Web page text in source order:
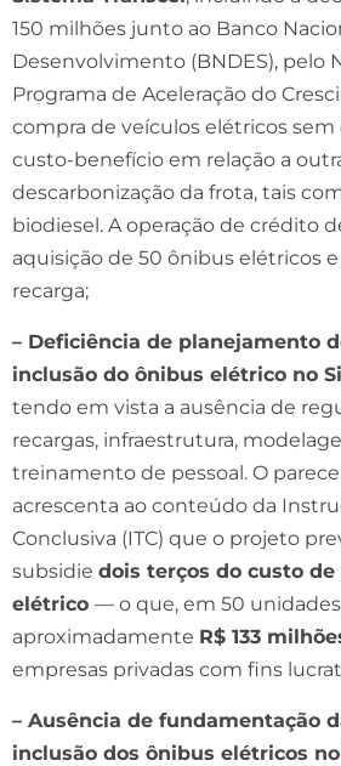
150 milhões junto ao Banco
Desenvolvimento (BNDES), pelo
Programa de Aceleração do
compra de veículos elétricos
custo-benefício em relação a
descarbonização da frota, tais
biodiesel. A operação de crédito
aquisição de 50 ônibus elétricos
recarga;
– Deficiência de planejamento
inclusão do ônibus elétrico no
tendo em vista a ausência de
recargas, infraestrutura,
treinamento de pessoal. O
acrescenta ao conteúdo da
Conclusiva (ITC) que o projeto
subsidie dois terços do custo
elétrico — o que, em 50
aproximadamente R$ 133
empresas privadas com fins
– Ausência de fundamentação
inclusão dos ônibus elétricos